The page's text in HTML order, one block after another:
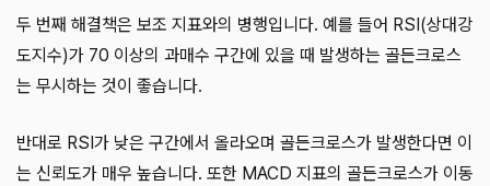
두 번째 해결책은 보조 지표와의 병행입니다. 예를 들어 RSI(상대강
도지수)가 70 이상의 과매수 구간에 있을 때 발생하는 골든크로스
는 무시하는 것이 좋습니다.
반대로 RSI가 낮은 구간에서 올라오며 골든크로스가 발생한다면 이
는 신뢰도가 매우 높습니다. 또한 MACD 지표의 골든크로스가 이동